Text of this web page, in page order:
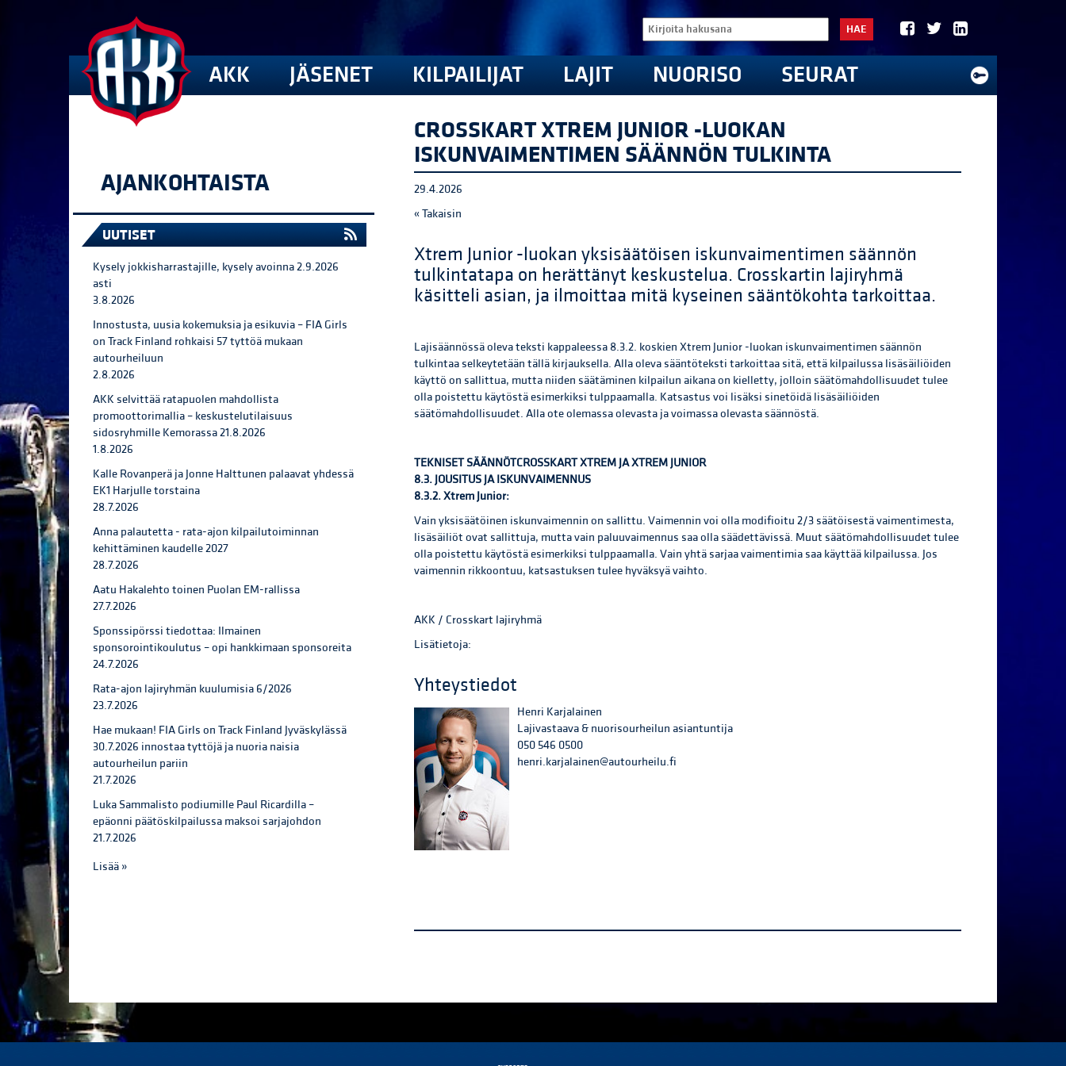
HAE
AKK JÄSENET KILPAILIJAT LAJIT NUORISO SEURAT
AJANKOHTAISTA
UUTISET
Kysely jokkisharrastajille, kysely avoinna 2.9.2026
asti
3.8.2026
Innostusta, uusia kokemuksia ja esikuvia – FIA Girls
on Track Finland rohkaisi 57 tyttöä mukaan
autourheiluun
2.8.2026
AKK selvittää ratapuolen mahdollista
promoottorimallia – keskustelutilaisuus
sidosryhmille Kemorassa 21.8.2026
1.8.2026
Kalle Rovanperä ja Jonne Halttunen palaavat yhdessä
EK1 Harjulle torstaina
28.7.2026
Anna palautetta - rata-ajon kilpailutoiminnan
kehittäminen kaudelle 2027
28.7.2026
Aatu Hakalehto toinen Puolan EM-rallissa
27.7.2026
Sponssipörssi tiedottaa: Ilmainen
sponsorointikoulutus – opi hankkimaan sponsoreita
24.7.2026
Rata-ajon lajiryhmän kuulumisia 6/2026
23.7.2026
Hae mukaan! FIA Girls on Track Finland Jyväskylässä
30.7.2026 innostaa tyttöjä ja nuoria naisia
autourheilun pariin
21.7.2026
Luka Sammalisto podiumille Paul Ricardilla –
epäonni päätöskilpailussa maksoi sarjajohdon
21.7.2026
Lisää »
CROSSKART XTREM JUNIOR -LUOKAN
ISKUNVAIMENTIMEN SÄÄNNÖN TULKINTA
29.4.2026
« Takaisin
Xtrem Junior -luokan yksisäätöisen iskunvaimentimen säännön
tulkintatapa on herättänyt keskustelua. Crosskartin lajiryhmä
käsitteli asian, ja ilmoittaa mitä kyseinen sääntökohta tarkoittaa.
Lajisäännössä oleva teksti kappaleessa 8.3.2. koskien Xtrem Junior -luokan iskunvaimentimen säännön
tulkintaa selkeytetään tällä kirjauksella. Alla oleva sääntöteksti tarkoittaa sitä, että kilpailussa lisäsäiliöiden
käyttö on sallittua, mutta niiden säätäminen kilpailun aikana on kielletty, jolloin säätömahdollisuudet tulee
olla poistettu käytöstä esimerkiksi tulppaamalla. Katsastus voi lisäksi sinetöidä lisäsäiliöiden
säätömahdollisuudet. Alla ote olemassa olevasta ja voimassa olevasta säännöstä.
TEKNISET SÄÄNNÖTCROSSKART XTREM JA XTREM JUNIOR
8.3. JOUSITUS JA ISKUNVAIMENNUS
8.3.2. Xtrem Junior:
Vain yksisäätöinen iskunvaimennin on sallittu. Vaimennin voi olla modifioitu 2/3 säätöisestä vaimentimesta,
lisäsäiliöt ovat sallittuja, mutta vain paluuvaimennus saa olla säädettävissä. Muut säätömahdollisuudet tulee
olla poistettu käytöstä esimerkiksi tulppaamalla. Vain yhtä sarjaa vaimentimia saa käyttää kilpailussa. Jos
vaimennin rikkoontuu, katsastuksen tulee hyväksyä vaihto.
AKK / Crosskart lajiryhmä
Lisätietoja:
Yhteystiedot
Henri Karjalainen
Lajivastaava & nuorisourheilun asiantuntija
050 546 0500
henri.karjalainen@autourheilu.fi